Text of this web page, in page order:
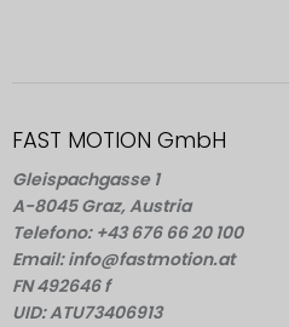
FAST MOTION GmbH
Gleispachgasse 1
A-8045 Graz, Austria
Telefono: +43 676 66 20 100
Email: info@fastmotion.at
FN 492646 f
UID: ATU73406913